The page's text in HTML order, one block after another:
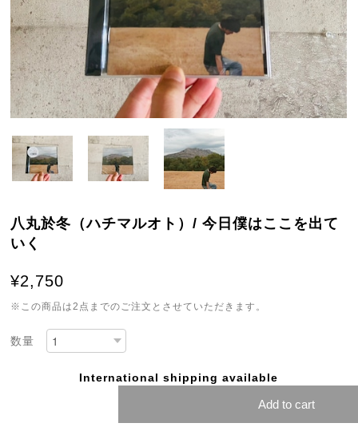
八丸於冬（ハチマルオト）/ 今日僕はここを出て
いく
¥2,750
※この商品は2点までのご注文とさせていただきます。
数量
International shipping available
Add to cart